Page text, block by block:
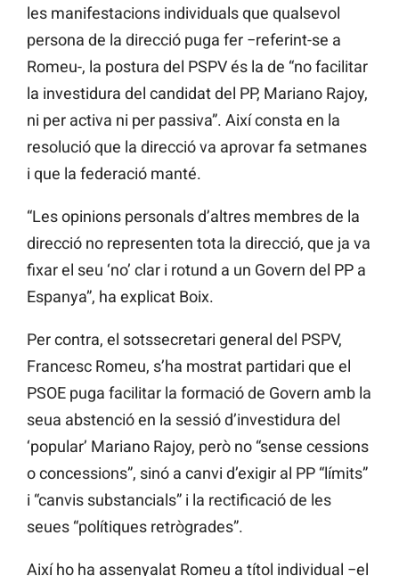
les manifestacions individuals que qualsevol
persona de la direcció puga fer −referint-se a
Romeu-, la postura del PSPV és la de “no facilitar
la investidura del candidat del PP, Mariano Rajoy,
ni per activa ni per passiva”. Així consta en la
resolució que la direcció va aprovar fa setmanes
i que la federació manté.
“Les opinions personals d’altres membres de la
direcció no representen tota la direcció, que ja va
fixar el seu ‘no’ clar i rotund a un Govern del PP a
Espanya”, ha explicat Boix.
Per contra, el sotssecretari general del PSPV,
Francesc Romeu, s’ha mostrat partidari que el
PSOE puga facilitar la formació de Govern amb la
seua abstenció en la sessió d’investidura del
‘popular’ Mariano Rajoy, però no “sense cessions
o concessions”, sinó a canvi d’exigir al PP “límits”
i “canvis substancials” i la rectificació de les
seues “polítiques retrògrades”.
Així ho ha assenyalat Romeu a títol individual −el